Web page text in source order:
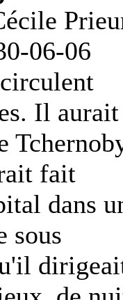
06-06
Il aurait
fait
dans
sous